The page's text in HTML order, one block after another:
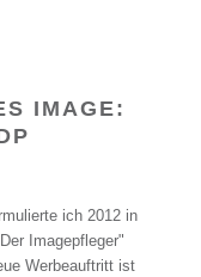
IMAGE:
ich 2012 in
Imagepfleger"
Werbeauftritt ist